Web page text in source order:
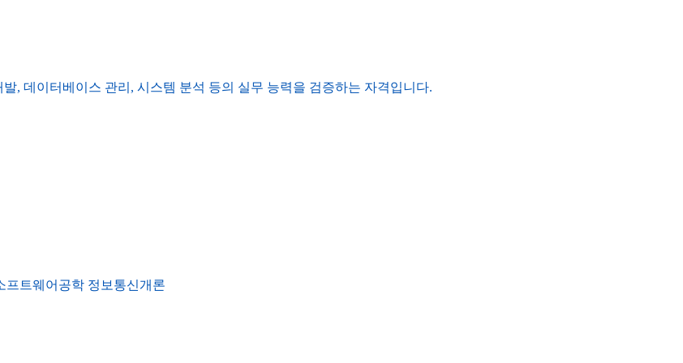
, 데이터베이스 관리, 시스템 분석 등의 실무 능력을 검증하는 자격입니다.
프트웨어공학 정보통신개론